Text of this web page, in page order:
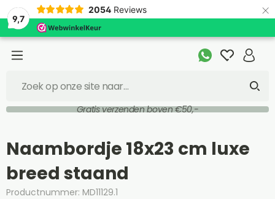
9,7
2054 Reviews ×
Gratis verzenden boven €50,-
Naambordje 18x23 cm luxe
breed staand
Productnummer: MD11129.1